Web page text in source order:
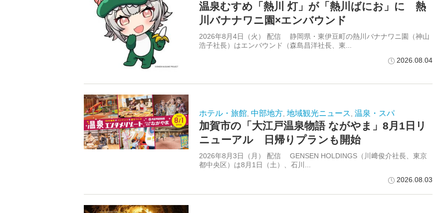
温泉むすめ「熱川 灯」が「熱川ばにお」に 熱
川バナナワニ園×エンバウンド
2026年8月4日（火） 配信 静岡県・東伊豆町の熱川バナナワニ園（神山
浩子社長）はエンバウンド（森島昌洋社長、東...
2026.08.04
ホテル・旅館, 中部地方, 地域観光ニュース 温泉・スパ
加賀市の「大江戸温泉物語 ながやま」8月1日リ
ニューアル 日帰りプランも開始
2026年8月3日（月） 配信 GENSEN HOLDINGS（川﨑俊介社長、東京
都中央区）は8月1日（土）、石川...
2026.08.03